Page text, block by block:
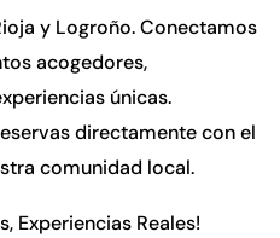
y Logroño. Conectamos
acogedores,
únicas.
directamente con el
comunidad local.
Experiencias Reales!